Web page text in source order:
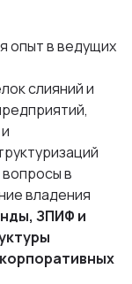
опыт в ведущих
слияний и
в
владения
ЗПИФ и
корпоративных